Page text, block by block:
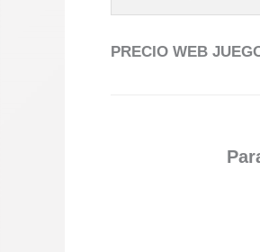
PRECIO WEB